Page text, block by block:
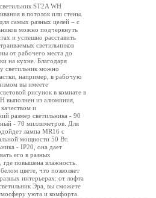
ST2A WH
в потолок или стены.
самых разных целей – с
можно подчеркнуть
и успешно расставить
светильников
от рабочего места до
на кухне. Благодаря
светильник можно
например, в рабочую
вы имеете
рисунок в комнате в
выполнен из алюминия,
и
размер светильника - 90
- 70 миллиметров. Для
лампа MR16 с
мощности 50 Вт.
- IP20, она дает
его в разных
повышена влажность.
цвете, что позволяет
интерьерах: от лофта
Эра, вы сможете
уюта и комфорта.